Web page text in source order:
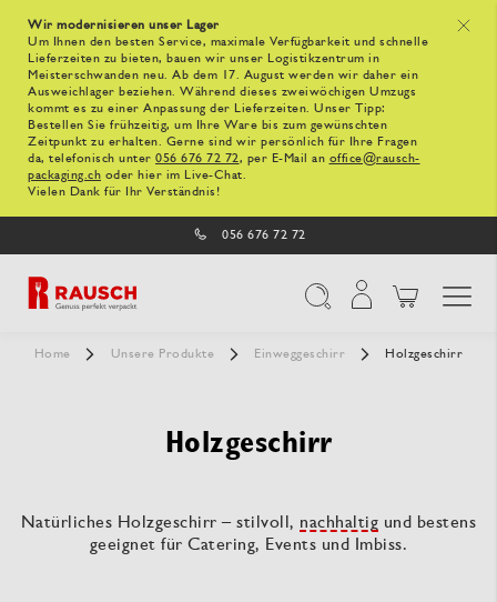
x
Wir modernisieren unser Lager
Um Ihnen den besten Service, maximale Verfügbarkeit und schnelle
Lieferzeiten zu bieten, bauen wir unser Logistikzentrum in
Meisterschwanden neu. Ab dem 17. August werden wir daher ein
Ausweichlager beziehen. Während dieses zweiwöchigen Umzugs
kommt es zu einer Anpassung der Lieferzeiten. Unser Tipp:
Bestellen Sie frühzeitig, um Ihre Ware bis zum gewünschten
Zeitpunkt zu erhalten. Gerne sind wir persönlich für Ihre Fragen
da, telefonisch unter 056 676 72 72, per E-Mail an office@rausch-
packaging.ch oder hier im Live-Chat.
Vielen Dank für Ihr Verständnis!
056 676 72 72
Home Unsere Produkte Einweggeschirr Holzgeschirr
Holzgeschirr
Natürliches Holzgeschirr – stilvoll, nachhaltig und bestens
geeignet für Catering, Events und Imbiss.